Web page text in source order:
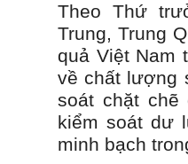
Theo Thứ
Trung, Trung
quả Việt Nam
về chất lượng
soát chặt chẽ
kiểm soát dư
minh bạch